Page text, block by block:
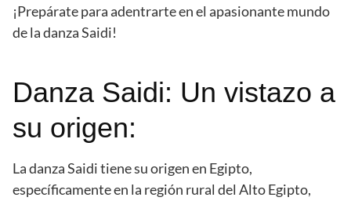
¡Prepárate para adentrarte en el apasionante mundo
de la danza Saidi!
Danza Saidi: Un vistazo a
su origen:
La danza Saidi tiene su origen en Egipto,
específicamente en la región rural del Alto Egipto,